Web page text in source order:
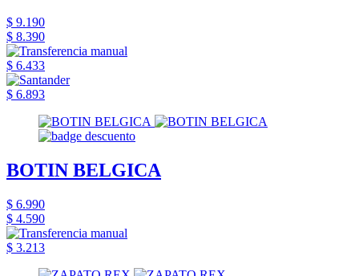
$ 9.190
$ 8.390
$ 6.433
$ 6.893
BOTIN BELGICA
$ 6.990
$ 4.590
$ 3.213